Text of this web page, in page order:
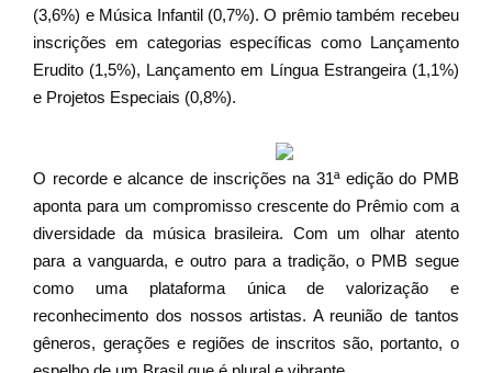
(3,6%) e Música Infantil (0,7%). O prêmio também recebeu
inscrições em categorias específicas como Lançamento
Erudito (1,5%), Lançamento em Língua Estrangeira (1,1%)
e Projetos Especiais (0,8%).
O recorde e alcance de inscrições na 31ª edição do PMB
aponta para um compromisso crescente do Prêmio com a
diversidade da música brasileira. Com um olhar atento
para a vanguarda, e outro para a tradição, o PMB segue
como uma plataforma única de valorização e
reconhecimento dos nossos artistas. A reunião de tantos
gêneros, gerações e regiões de inscritos são, portanto, o